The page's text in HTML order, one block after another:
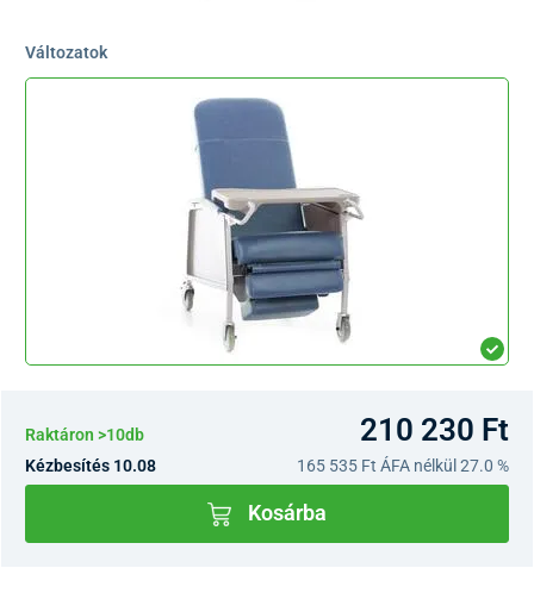
Változatok
Raktáron >10db 210 230 Ft
Kézbesítés 10.08 165 535 Ft ÁFA nélkül 27.0 %
Kosárba